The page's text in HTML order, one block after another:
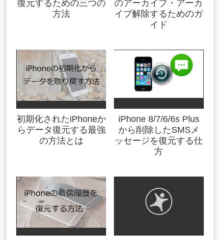
復元するための三つの
方法
のアーカイブ・アーカ
イブ解除するためのガ
イド
初期化されたiPhoneか
らデータ復元する最強
の方法とは
iPhone 8/7/6/6s Plus
から削除したSMSメ
ッセージを復元する仕
方